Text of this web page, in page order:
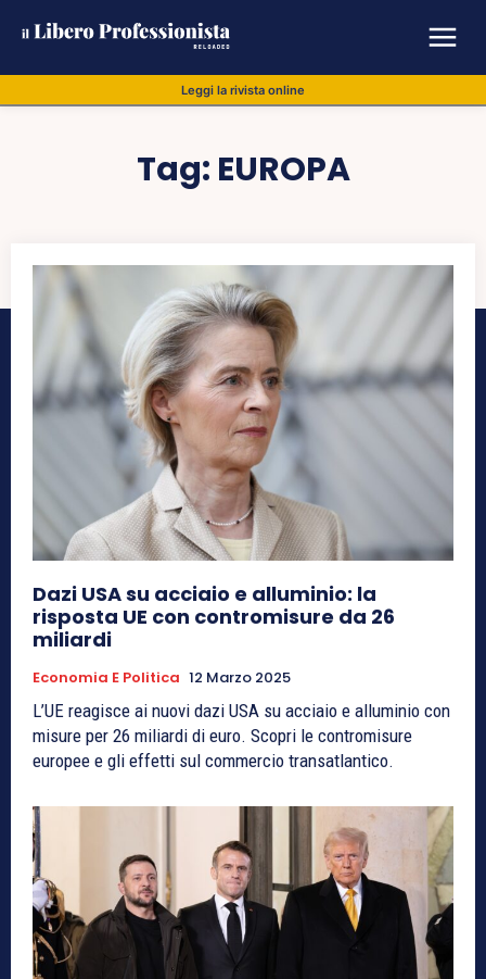
Leggi la rivista online
Tag: EUROPA
Dazi USA su acciaio e alluminio: la
risposta UE con contromisure da 26
miliardi
Economia E Politica 12 Marzo 2025
L’UE reagisce ai nuovi dazi USA su acciaio e alluminio con
misure per 26 miliardi di euro. Scopri le contromisure
europee e gli effetti sul commercio transatlantico.